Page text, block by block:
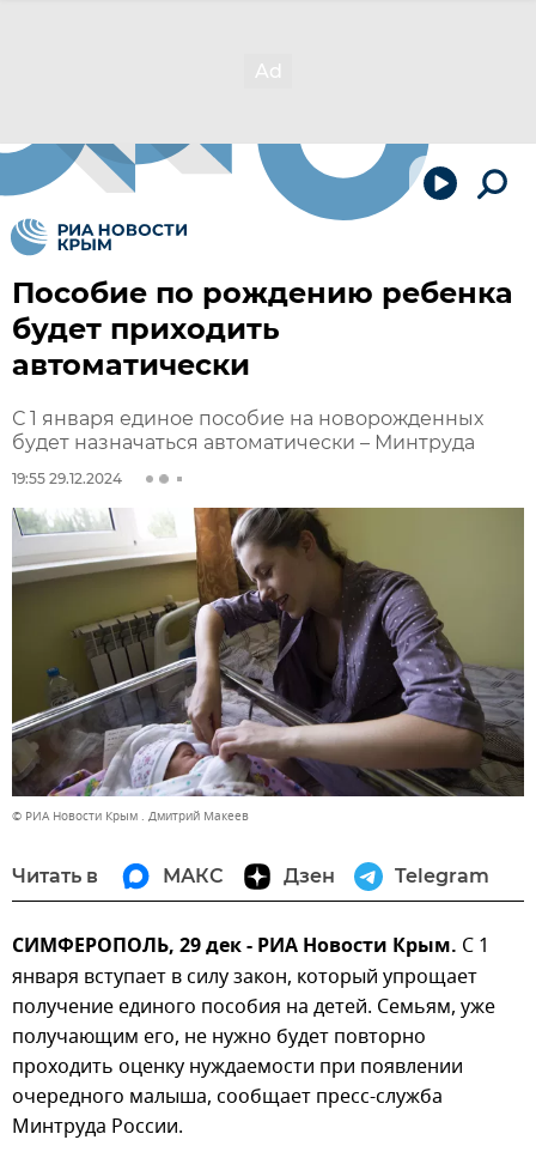
Пособие по рождению ребенка
будет приходить
автоматически
С 1 января единое пособие на новорожденных
будет назначаться автоматически – Минтруда
19:55 29.12.2024
© РИА Новости Крым . Дмитрий Макеев
Читать в МАКС Дзен Telegram
СИМФЕРОПОЛЬ, 29 дек - РИА Новости Крым. С 1
января вступает в силу закон, который упрощает
получение единого пособия на детей. Семьям, уже
получающим его, не нужно будет повторно
проходить оценку нуждаемости при появлении
очередного малыша, сообщает пресс-служба
Минтруда России.